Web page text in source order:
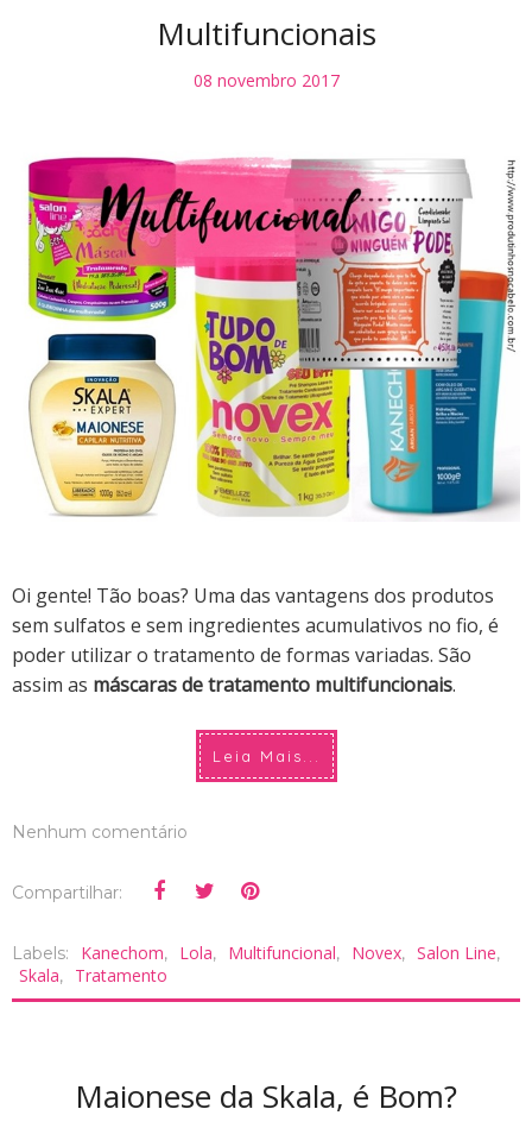
Multifuncionais
08 novembro 2017
Oi gente! Tão boas? Uma das vantagens dos produtos
sem sulfatos e sem ingredientes acumulativos no fio, é
poder utilizar o tratamento de formas variadas. São
assim as máscaras de tratamento multifuncionais.
Leia Mais...
Nenhum comentário
Compartilhar:
Labels: Kanechom, Lola, Multifuncional, Novex, Salon Line,
Skala, Tratamento
Maionese da Skala, é Bom?